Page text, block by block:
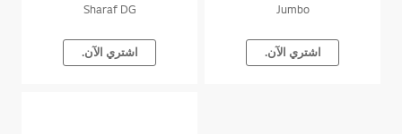
Sharaf DG
اشتري الآن.
Jumbo
اشتري الآن.